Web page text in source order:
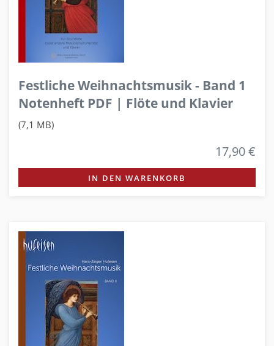
Festliche Weihnachtsmusik - Band 1
Notenheft PDF | Flöte und Klavier
(7,1 MB)
17,90 €
IN DEN WARENKORB